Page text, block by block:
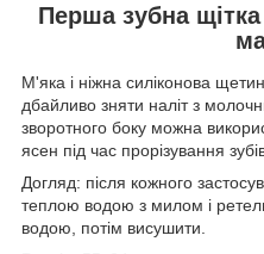
Перша зубна
М'яка і ніжна силіконова
дбайливо зняти наліт з
зворотного боку можна
ясен під час прорізування
Догляд: після кожного
теплою водою з милом і
водою, потім висушити.